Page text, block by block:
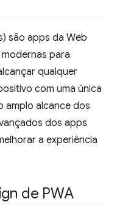
são apps da Web
para
qualquer
com uma única
amplo alcance dos
dos apps
a experiência
de PWA